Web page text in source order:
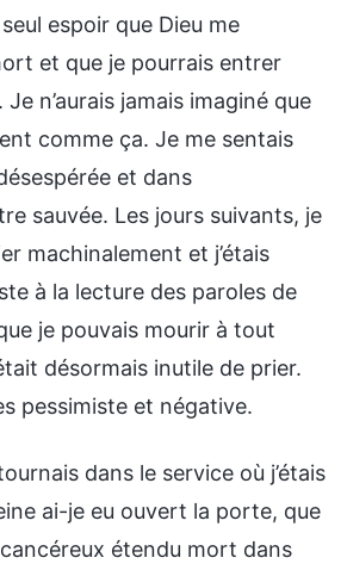
espoir que Dieu me
et que je pourrais entrer
n’aurais jamais imaginé que
comme ça. Je me sentais
et dans
sauvée. Les jours suivants, je
machinalement et j’étais
à la lecture des paroles de
je pouvais mourir à tout
désormais inutile de prier.
pessimiste et négative.
dans le service où j’étais
ai-je eu ouvert la porte, que
cancéreux étendu mort dans